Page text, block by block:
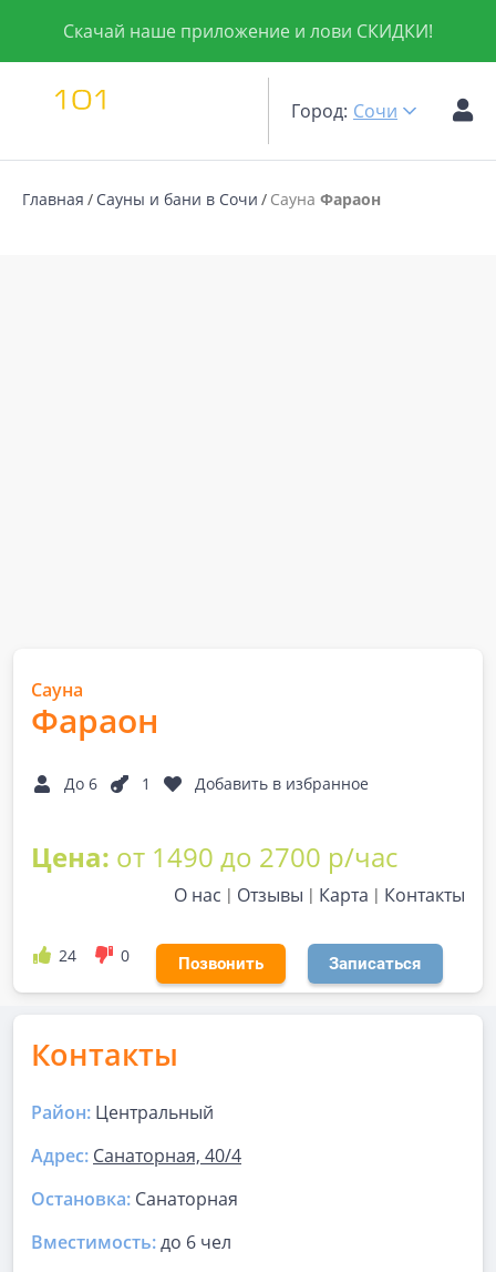
Скачай наше приложение и лови СКИДКИ!
Город: Сочи
Главная Сауны и бани в Сочи Сауна Фараон
Сауна
Фараон
До 6 1 Добавить в избранное
Цена: от 1490 до 2700 р/час
О нас Отзывы Карта Контакты
24 0 Позвонить Записаться
Контакты
Район: Центральный
Адрес: Санаторная, 40/4
Остановка: Санаторная
Вместимость:до 6 чел